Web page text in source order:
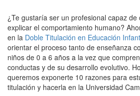
¿Te gustaría ser un profesional capaz
explicar el comportamiento humano?
en la Doble Titulación en Educación
orientar el proceso tanto de enseñanza
niños de 0 a 6 años a la vez que
conductas y de su desarrollo evolutivo.
queremos exponerte 10 razones para
titulación y hacerla en la Universidad